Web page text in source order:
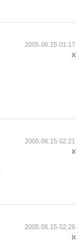
2005.06.15 01:17
2005.06.15 02:21
2005.06.15 02:26